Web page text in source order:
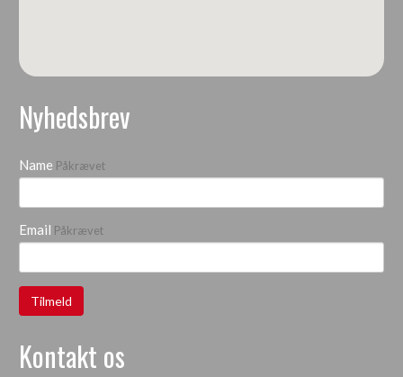
Nyhedsbrev
Name Påkrævet
Email Påkrævet
Kontakt os